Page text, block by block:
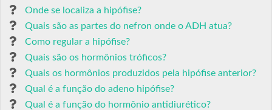
Onde se localiza a hipófise?
Quais são as partes do nefron onde o ADH atua?
Como regular a hipófise?
Quais são os hormônios tróficos?
Quais os hormônios produzidos pela hipófise anterior?
Qual é a função do adeno hipófise?
Qual é a função do hormônio antidiurético?